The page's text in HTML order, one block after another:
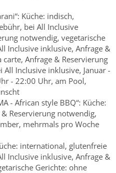
Küche: indisch,
bei All Inclusive
notwendig, vegetarische
Inclusive inklusive, Anfrage &
Anfrage & Reservierung
Inclusive inklusive, Januar -
- 22:00 Uhr, am Pool,
- African style BBQ“: Küche:
Reservierung notwendig,
mehrmals pro Woche
international, glutenfreie
Inclusive inklusive, Anfrage &
Gerichte: ohne